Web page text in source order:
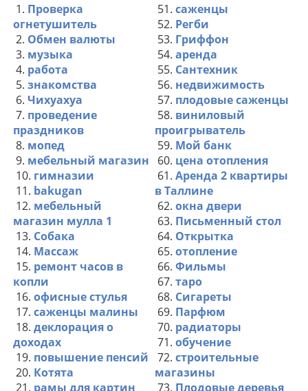
1. Проверка
огнетушитель
2. Обмен валюты
3. музыка
4. работа
5. знакомства
6. Чихуахуа
7. проведение
праздников
8. мопед
9. мебельный магазин
10. гимназии
11. bakugan
12. мебельный
магазин мулла 1
13. Собака
14. Массаж
15. ремонт часов в
копли
16. офисные стулья
17. саженцы малины
18. деклорация о
доходах
19. повышение пенсий
20. Котята
21. рамы для картин
51. саженцы
52. Регби
53. Гриффон
54. аренда
55. Сантехник
56. недвижимость
57. плодовые саженцы
58. виниловый
проигрыватель
59. Мой банк
60. цена отопления
61. Аренда 2 квартиры
в Таллине
62. окна двери
63. Письменный стол
64. Открытка
65. отопление
66. Фильмы
67. таро
68. Сигареты
69. Парфюм
70. радиаторы
71. обучение
72. строительные
магазины
73. Плодовые деревья